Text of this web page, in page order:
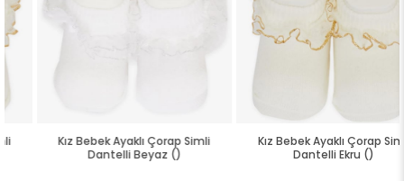
Kız Bebek Ayaklı Çorap Simli
Dantelli Beyaz ()
Kız Bebek Ayaklı Çorap Simli
Dantelli Ekru ()